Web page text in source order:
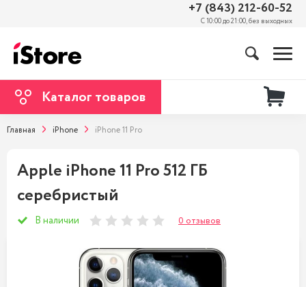
+7 (843) 212-60-52
С 10:00 до 21:00, без выходных
Каталог товаров
Главная iPhone iPhone 11 Pro
Apple iPhone 11 Pro 512 ГБ
серебристый
В наличии 0 отзывов